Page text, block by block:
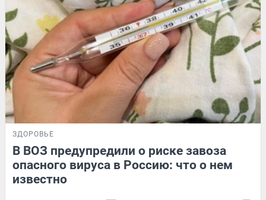
ЗДОРОВЬЕ
В ВОЗ предупредили о риске завоза
опасного вируса в Россию: что о нем
известно